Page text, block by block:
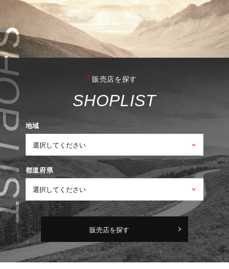
販売店を探す
SHOPLIST
地域
都道府県
販売店を探す